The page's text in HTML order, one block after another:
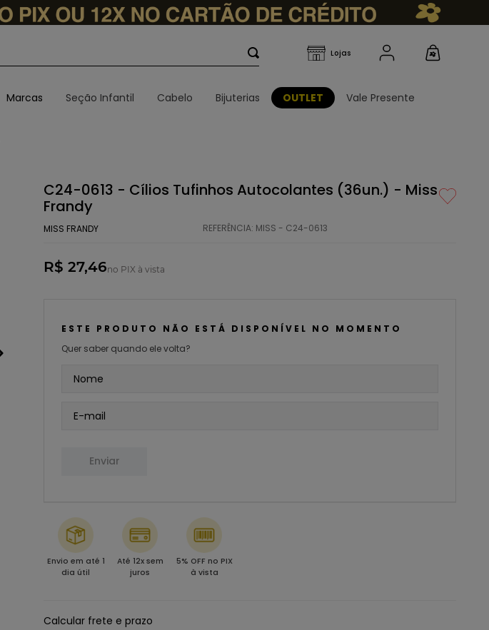
Marcas Seção Infantil Cabelo Bijuterias OUTLET Vale Presente
C24-0613 - Cílios Tufinhos Autocolantes (36un.) - Miss
Frandy
MISS FRANDY REFERÊNCIA: MISS - C24-0613
R$ 27,46no PIX à vista
ESTE PRODUTO NÃO ESTÁ DISPONÍVEL NO MOMENTO
Quer saber quando ele volta?
Enviar
Envio em até 1
dia útil
Até 12x sem
juros
5% OFF no PIX
à vista
Calcular frete e prazo